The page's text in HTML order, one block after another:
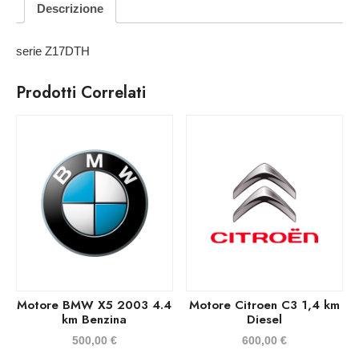
Descrizione
serie Z17DTH
Prodotti Correlati
Motore BMW X5 2003 4.4
km Benzina
500,00 €
Motore Citroen C3 1,4 km
Diesel
600,00€